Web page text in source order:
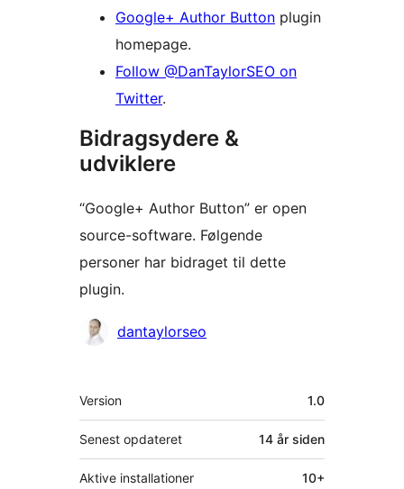
Google+ Author Button plugin
homepage.
Follow @DanTaylorSEO on
Twitter.
Bidragsydere &
udviklere
“Google+ Author Button” er open
source-software. Følgende
personer har bidraget til dette
plugin.
Bidragsydere
dantaylorseo
Meta
Version 1.0
Senest opdateret 14 år siden
Aktive installationer 10+